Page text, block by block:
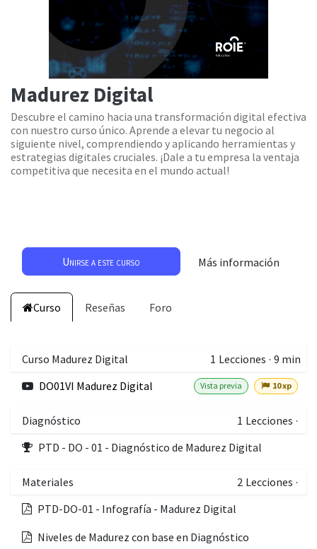
Madurez Digital
Descubre el camino hacia una transformación digital efectiva
con nuestro curso único. Aprende a elevar tu negocio al
siguiente nivel, comprendiendo y aplicando herramientas y
estrategias digitales cruciales. ¡Dale a tu empresa la ventaja
competitiva que necesita en el mundo actual!
Unirse a este curso Más información
Curso Reseñas Foro
Curso Madurez Digital 1 Lecciones · 9 min
DO01VI Madurez Digital
Vista previa 10 xp
Diagnóstico 1 Lecciones ·
PTD - DO - 01 - Diagnóstico de Madurez Digital
Materiales 2 Lecciones ·
PTD-DO-01 - Infografía - Madurez Digital
Niveles de Madurez con base en Diagnóstico